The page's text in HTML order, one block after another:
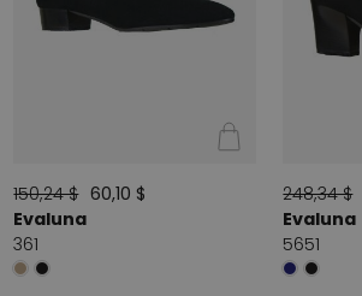
150,24 $ 60,10 $
Evaluna
361
248,34 $
Evaluna
5651